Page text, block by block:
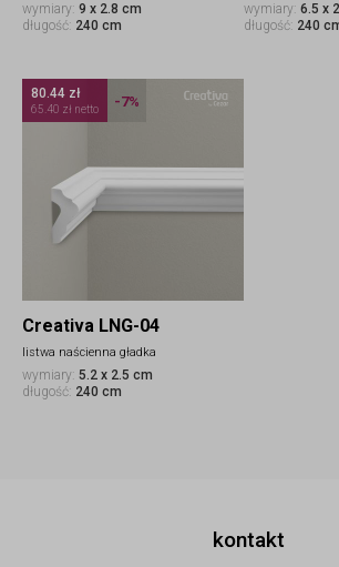
wymiary: 9 x 2.8 cm
długość: 240 cm
wymiary: 6.5 x
długość: 240
Creativa LNG-04
listwa naścienna gładka
wymiary: 5.2 x 2.5 cm
długość: 240 cm
80.44 zł
65.40 zł netto -7%
kontakt